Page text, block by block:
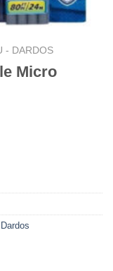
- DARDOS
Micro